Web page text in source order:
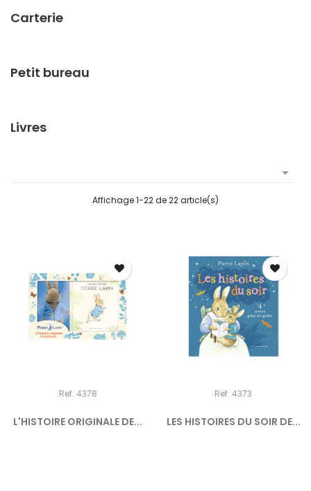
Carterie
Petit bureau
Livres

Affichage 1-22 de 22 article(s)
Ref: 4378
L'HISTOIRE ORIGINALE DE...
Ref: 4373
LES HISTOIRES DU SOIR DE...